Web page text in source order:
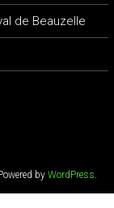
de Beauzelle
byWordPress.